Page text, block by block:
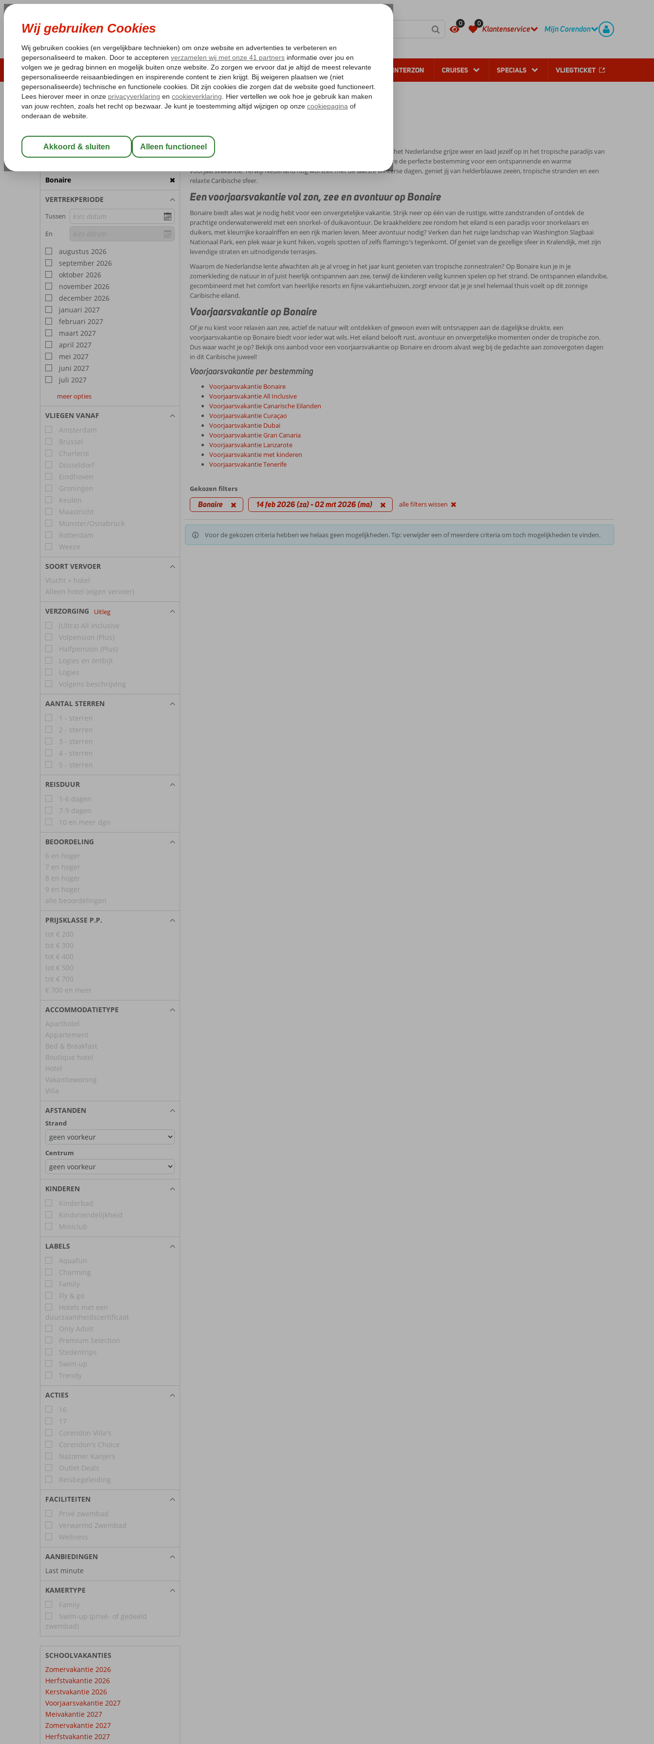
0 0
Klantenservice Mijn Corendon
LAST MINUTE ZOMER 2026 ZONVAKANTIE VERRE REIZEN ALL INCLUSIVE WINTERZON CRUISES SPECIALS VLIEGTICKET
Pakketgarantie Laagsteprijsgarantie* Gratis annuleren*
REISGEZELSCHAP
Wijzig Reisgezelschap
Bonaire
VERTREKPERIODE
Tussen
En
augustus 2026
september 2026
oktober 2026
november 2026
december 2026
januari 2027
februari 2027
maart 2027
april 2027
mei 2027
juni 2027
juli 2027
augustus
2027
september
2027
oktober
2027
meer opties
VLIEGEN VANAF
Amsterdam
Brussel
Charleroi
Düsseldorf
Eindhoven
Groningen
Keulen
Maastricht
Münster/Osnabrück
Rotterdam
Weeze
SOORT VERVOER
Vlucht + hotel
Alleen hotel (eigen vervoer)
VERZORGING Uitleg
(Ultra) All Inclusive
Volpension (Plus)
Halfpension (Plus)
Logies en ontbijt
Logies
Volgens beschrijving
AANTAL STERREN
1 - sterren
2 - sterren
3 - sterren
4 - sterren
5 - sterren
REISDUUR
1-6 dagen
7-9 dagen
10 en meer dgn
BEOORDELING
6 en hoger
7 en hoger
8 en hoger
9 en hoger
alle beoordelingen
PRIJSKLASSE P.P.
tot € 200
tot € 300
tot € 400
tot € 500
tot € 700
€ 700 en meer
ACCOMMODATIETYPE
Aparthotel
Appartement
Bed & Breakfast
Boutique hotel
Hotel
Vakantiewoning
Villa
AFSTANDEN
Strand
Centrum
KINDEREN
Kinderbad
Kindvriendelijkheid
Miniclub
LABELS
Aquafun
Charming
Family
Fly & go
Hotels met een
duurzaamheidscertificaat
Only Adult
Premium Selection
Stedentrips
Swim-up
Trendy
ACTIES
16
17
Corendon Villa's
Corendon's Choice
Nazomer Kanjers
Outlet Deals
Reisbegeleiding
FACILITEITEN
Privé zwembad
Verwarmd Zwembad
Wellness
AANBIEDINGEN
Last minute
KAMERTYPE
Family
Swim-up (privé- of gedeeld
zwembad)
SCHOOLVAKANTIES
Zomervakantie 2026
Herfstvakantie 2026
Kerstvakantie 2026
Voorjaarsvakantie 2027
Meivakantie 2027
Zomervakantie 2027
Herfstvakantie 2027
Voorjaarsvakantie Bonaire
Toe aan een zonnige break tijdens de voorjaarsvakantie? Ontsnap aan het Nederlandse grijze weer en laad jezelf op in het tropische paradijs van
Bonaire! Met een aangename temperatuur rond de 30 graden is Bonaire de perfecte bestemming voor een ontspannende en warme
voorjaarsvakantie. Terwijl Nederland nog worstelt met de laatste winterse dagen, geniet jij van helderblauwe zeeën, tropische stranden en een
relaxte Caribische sfeer.
Een voorjaarsvakantie vol zon, zee en avontuur op Bonaire
Bonaire biedt alles wat je nodig hebt voor een onvergetelijke vakantie. Strijk neer op één van de rustige, witte zandstranden of ontdek de
prachtige onderwaterwereld met een snorkel- of duikavontuur. De kraakheldere zee rondom het eiland is een paradijs voor snorkelaars en
duikers, met kleurrijke koraalriffen en een rijk marien leven. Meer avontuur nodig? Verken dan het ruige landschap van Washington Slagbaai
Nationaal Park, een plek waar je kunt hiken, vogels spotten of zelfs flamingo's tegenkomt. Of geniet van de gezellige sfeer in Kralendijk, met zijn
levendige straten en uitnodigende terrasjes.
Waarom de Nederlandse lente afwachten als je al vroeg in het jaar kunt genieten van tropische zonnestralen? Op Bonaire kun je in je
zomerkleding de natuur in of juist heerlijk ontspannen aan zee, terwijl de kinderen veilig kunnen spelen op het strand. De ontspannen eilandvibe,
gecombineerd met het comfort van heerlijke resorts en fijne vakantiehuizen, zorgt ervoor dat je je snel helemaal thuis voelt op dit zonnige
Caribische eiland.
Voorjaarsvakantie op Bonaire
Of je nu kiest voor relaxen aan zee, actief de natuur wilt ontdekken of gewoon even wilt ontsnappen aan de dagelijkse drukte, een
voorjaarsvakantie op Bonaire biedt voor ieder wat wils. Het eiland belooft rust, avontuur en onvergetelijke momenten onder de tropische zon.
Dus waar wacht je op? Bekijk ons aanbod voor een voorjaarsvakantie op Bonaire en droom alvast weg bij de gedachte aan zonovergoten dagen
in dit Caribische juweel!
Voorjaarsvakantie per bestemming
Voorjaarsvakantie Bonaire
Voorjaarsvakantie All Inclusive
Voorjaarsvakantie Canarische Eilanden
Voorjaarsvakantie Curaçao
Voorjaarsvakantie Dubai
Voorjaarsvakantie Gran Canaria
Voorjaarsvakantie Lanzarote
Voorjaarsvakantie met kinderen
Voorjaarsvakantie Tenerife
Gekozen filters
Bonaire 14 feb 2026 (za) - 02 mrt 2026 (ma) alle filters wissen
Voor de gekozen criteria hebben we helaas geen mogelijkheden. Tip: verwijder een of meerdere criteria om toch mogelijkheden te vinden.